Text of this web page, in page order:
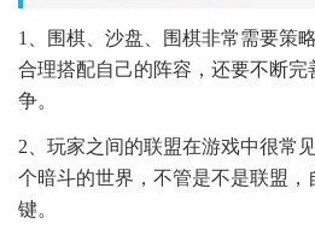
1、围棋、沙盘、围棋非常需要策
合理搭配自己的阵容，还要不断
争。
2、玩家之间的联盟在游戏中很常
个暗斗的世界，不管是不是联盟，
键。